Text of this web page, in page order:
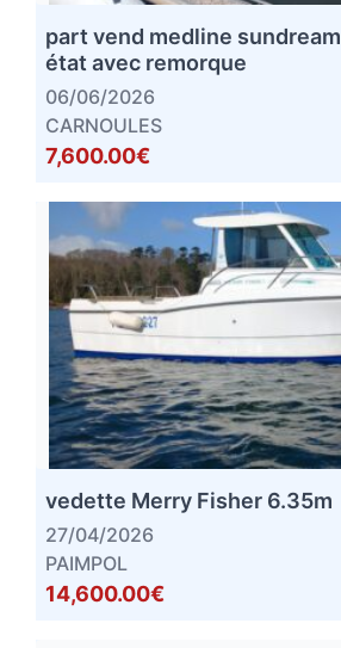
part vend medline
état avec remorque
06/06/2026
CARNOULES
7,600.00€
vedette Merry Fisher 6.35m
27/04/2026
PAIMPOL
14,600.00€